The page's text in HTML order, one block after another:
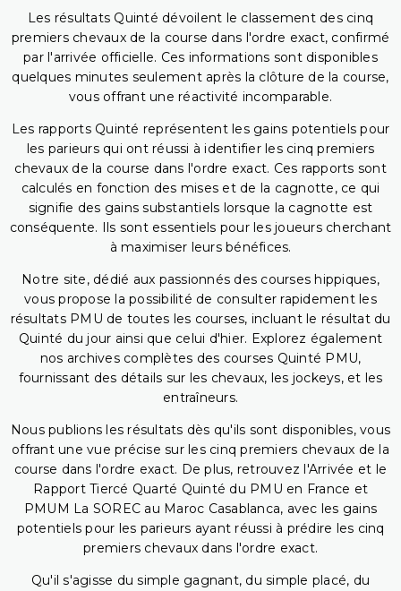
Les résultats Quinté dévoilent le classement des cinq
premiers chevaux de la course dans l'ordre exact, confirmé
par l'arrivée officielle. Ces informations sont disponibles
quelques minutes seulement après la clôture de la course,
vous offrant une réactivité incomparable.
Les rapports Quinté représentent les gains potentiels pour
les parieurs qui ont réussi à identifier les cinq premiers
chevaux de la course dans l'ordre exact. Ces rapports sont
calculés en fonction des mises et de la cagnotte, ce qui
signifie des gains substantiels lorsque la cagnotte est
conséquente. Ils sont essentiels pour les joueurs cherchant
à maximiser leurs bénéfices.
Notre site, dédié aux passionnés des courses hippiques,
vous propose la possibilité de consulter rapidement les
résultats PMU de toutes les courses, incluant le résultat du
Quinté du jour ainsi que celui d'hier. Explorez également
nos archives complètes des courses Quinté PMU,
fournissant des détails sur les chevaux, les jockeys, et les
entraîneurs.
Nous publions les résultats dès qu'ils sont disponibles, vous
offrant une vue précise sur les cinq premiers chevaux de la
course dans l'ordre exact. De plus, retrouvez l'Arrivée et le
Rapport Tiercé Quarté Quinté du PMU en France et
PMUM La SOREC au Maroc Casablanca, avec les gains
potentiels pour les parieurs ayant réussi à prédire les cinq
premiers chevaux dans l'ordre exact.
Qu'il s'agisse du simple gagnant, du simple placé, du